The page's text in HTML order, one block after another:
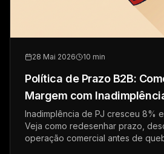
28 Mai 2026 10 min
Política de Prazo B2B:
Margem com
Inadimplência de PJ cresceu 8%
Veja como redesenhar prazo,
operação comercial antes de